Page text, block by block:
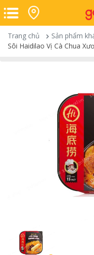
Trang chủ Sản phẩm
Sôi Haidilao Vị Cà Chua